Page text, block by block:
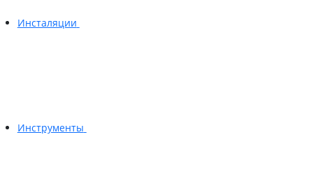
Инсталяции
Инструменты